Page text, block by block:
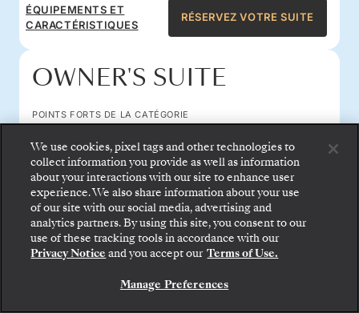
ÉQUIPEMENTS ET
CARACTÉRISTIQUES
RÉSERVEZ VOTRE SUITE
OWNER'S SUITE
POINTS FORTS DE LA CATÉGORIE
Niveau 9 sur 11
Taille de la suite 947–1,055 sq ft
Emplacement privilégié au milieu du navire
Taille de la terrasse 129 sq ft
Grande salle à manger et salon
LES PRIX COMMENCENT À PARTIR DE
ALL-INCLUSIVE PLUS
57 400 $US
We use cookies, pixel tags and other technologies to
collect information you provide as well as information
about your interactions with our site to enhance user
experience. We also share information about your use
of our site with our social media, advertising and
analytics partners. By using this site, you consent to our
use of these tracking tools in accordance with our
Privacy Notice and you accept our Terms of Use.
Manage Preferences